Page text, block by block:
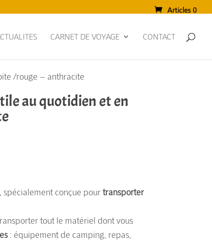
Articles 0
CARNET DE VOYAGE CONTACT
/rouge – anthracite
au quotidien et en
conçue pourtransporter
tout le matériel dont vous
: équipement de camping, repas,